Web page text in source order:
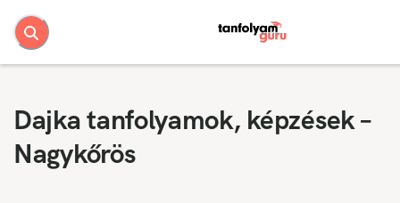
Dajka tanfolyamok, képzések –
Nagykőrös